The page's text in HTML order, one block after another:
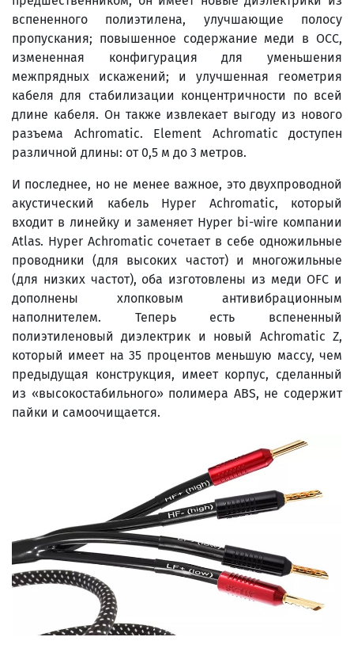
вспененного полиэтилена, улучшающие полосу
пропускания; повышенное содержание меди в OCC,
измененная конфигурация для уменьшения
межпрядных искажений; и улучшенная геометрия
кабеля для стабилизации концентричности по всей
длине кабеля. Он также извлекает выгоду из нового
разъема Achromatic. Element Achromatic доступен
различной длины: от 0,5 м до 3 метров.
И последнее, но не менее важное, это двухпроводной
акустический кабель Hyper Achromatic, который
входит в линейку и заменяет Hyper bi-wire компании
Atlas. Hyper Achromatic сочетает в себе одножильные
проводники (для высоких частот) и многожильные
(для низких частот), оба изготовлены из меди OFC и
дополнены хлопковым антивибрационным
наполнителем. Теперь есть вспененный
полиэтиленовый диэлектрик и новый Achromatic Z,
который имеет на 35 процентов меньшую массу, чем
предыдущая конструкция, имеет корпус, сделанный
из «высокостабильного» полимера ABS, не содержит
пайки и самоочищается.